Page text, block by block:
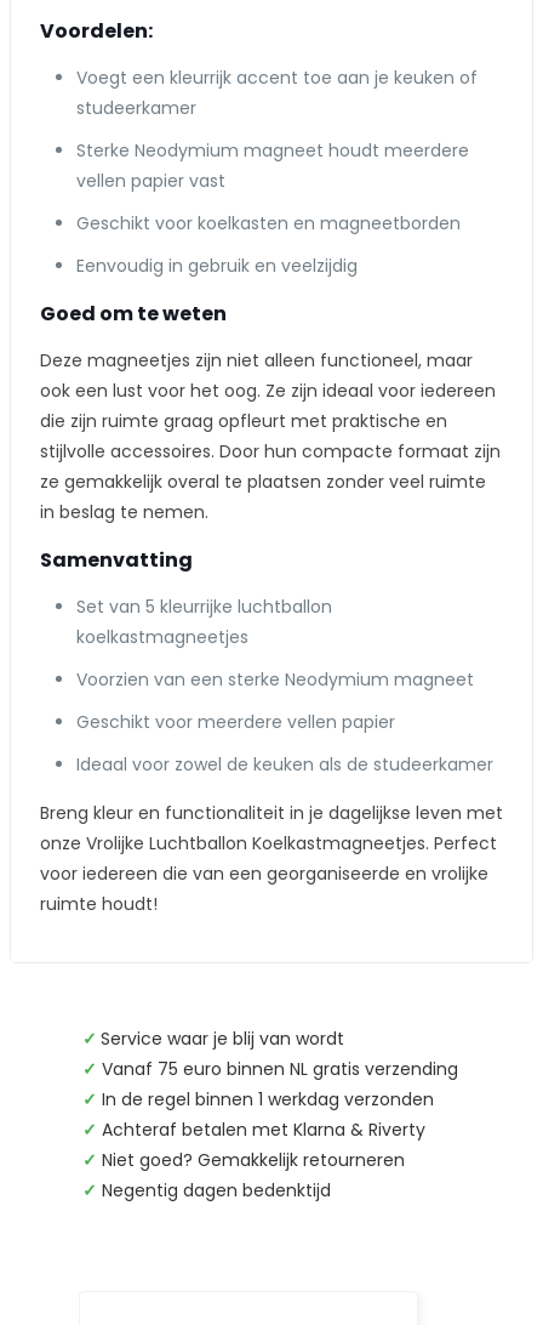
Voordelen:
Voegt een kleurrijk accent toe aan je keuken of
studeerkamer
Sterke Neodymium magneet houdt meerdere
vellen papier vast
Geschikt voor koelkasten en magneetborden
Eenvoudig in gebruik en veelzijdig
Goed om te weten
Deze magneetjes zijn niet alleen functioneel, maar
ook een lust voor het oog. Ze zijn ideaal voor iedereen
die zijn ruimte graag opfleurt met praktische en
stijlvolle accessoires. Door hun compacte formaat zijn
ze gemakkelijk overal te plaatsen zonder veel ruimte
in beslag te nemen.
Samenvatting
Set van 5 kleurrijke luchtballon
koelkastmagneetjes
Voorzien van een sterke Neodymium magneet
Geschikt voor meerdere vellen papier
Ideaal voor zowel de keuken als de studeerkamer
Breng kleur en functionaliteit in je dagelijkse leven met
onze Vrolijke Luchtballon Koelkastmagneetjes. Perfect
voor iedereen die van een georganiseerde en vrolijke
ruimte houdt!
✓ Service waar je blij van wordt
✓ Vanaf 75 euro binnen NL gratis verzending
✓ In de regel binnen 1 werkdag verzonden
✓ Achteraf betalen met Klarna & Riverty
✓ Niet goed? Gemakkelijk retourneren
✓ Negentig dagen bedenktijd